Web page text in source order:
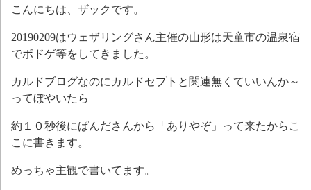
こんにちは、ザックです。
20190209はウェザリングさん主催の山形は天童市の温泉宿
でボドゲ等をしてきました。
カルドブログなのにカルドセプトと関連無くていいんか～
ってぼやいたら
約１０秒後にぱんださんから「ありやぞ」って来たからこ
こに書きます。
めっちゃ主観で書いてます。